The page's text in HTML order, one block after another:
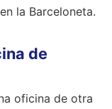
la Barceloneta.
de
oficina de otra